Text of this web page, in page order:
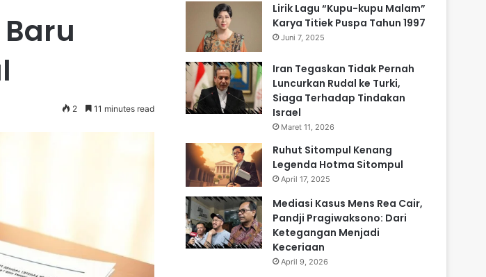
2 11 minutes read
Lirik Lagu “Kupu-kupu Malam”
Karya Titiek Puspa Tahun 1997
Juni 7, 2025
Iran Tegaskan Tidak Pernah
Luncurkan Rudal ke Turki,
Siaga Terhadap Tindakan
Israel
Maret 11, 2026
Ruhut Sitompul Kenang
Legenda Hotma Sitompul
April 17, 2025
Mediasi Kasus Mens Rea Cair,
Pandji Pragiwaksono: Dari
Ketegangan Menjadi
Keceriaan
April 9, 2026